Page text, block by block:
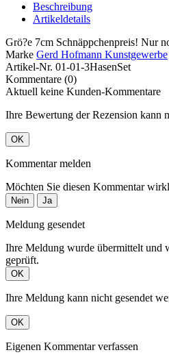
Beschreibung
Artikeldetails
Grö?e 7cm Schnäppchenpreis! Nur
Marke Gerd Hofmann Kunstgewerbe
Artikel-Nr. 01-01-3HasenSet
Kommentare (0)
Aktuell keine Kunden-Kommentare
Ihre Bewertung der Rezension kann
OK
Kommentar melden
Möchten Sie diesen Kommentar
Nein Ja
Meldung gesendet
Ihre Meldung wurde übermittelt und
geprüft.
OK
Ihre Meldung kann nicht gesendet
OK
Eigenen Kommentar verfassen